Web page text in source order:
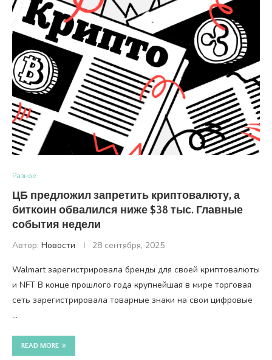
Разное
ЦБ предложил запретить криптовалюту, а
биткоин обвалился ниже $38 тыс. Главные
события недели
Автор: Новости 28 сентября, 2025
Walmart зарегистрировала бренды для своей криптовалюты
и NFT В конце прошлого года крупнейшая в мире торговая
сеть зарегистрировала товарные знаки на свои цифровые
…
READ MORE